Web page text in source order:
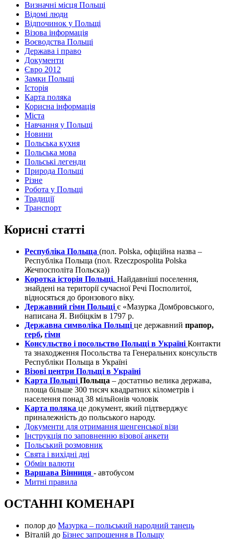
Визначні місця Польщі
Відомі люди
Відпочинок у Польщі
Візова інформація
Воєводства Польщі
Держава і право
Документи
Євро 2012
Замки Польщі
Історія
Карта поляка
Корисна інформація
Міста
Навчання у Польщі
Новини
Польська кухня
Польська мова
Польські легенди
Природа Польщі
Різне
Робота у Польщі
Традиції
Транспорт
Корисні статті
Республіка Польща (пол. Polska, офіційна назва –
Республіка Польща (пол. Rzeczpospolita Polska
Жечпосполіта Польска))
Коротка історія Польщі. Найдавніші поселення,
знайдені на території сучасної Речі Посполитої,
відносяться до бронзового віку.
Державний гімн Польщі є «Мазурка Домбровського,
написана Я. Вибіцкім в 1797 р.
Державна символіка Польщі це державний прапор,
герб, гімн
Консульство і посольство Польщі в Україні Контакти
та знаходження Посольства та Генеральних консульств
Республіки Польща в Україні
Візові центри Польщі в Україні
Карта Польщі Польща – достатньо велика держава,
площа більше 300 тисяч квадратних кілометрів і
населення понад 38 мільйонів чоловік
Карта поляка це документ, який підтверджує
приналежність до польського народу.
Документи для отримання шенгенської візи
Інструкція по заповненню візової анкети
Польський розмовник
Свята і вихідні дні
Обмін валюти
Варшава Вінниця - автобусом
Митні правила
ОСТАННІ КОМЕНАРІ
полор до Мазурка – польський народний танець
Віталій до Бізнес запрошення в Польщу